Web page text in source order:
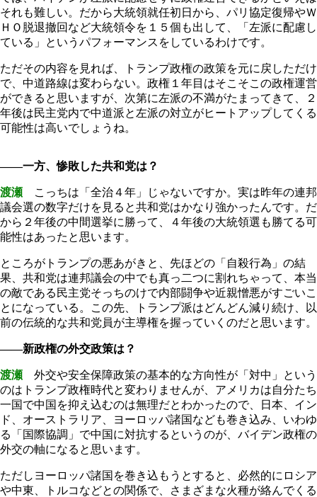
それも難しい。だから大統領就任初日から、パリ協定復帰やＷ
ＨＯ脱退撤回など大統領令を１５個も出して、「左派に配慮し
ている」というパフォーマンスをしているわけです。
ただその内容を見れば、トランプ政権の政策を元に戻しただけ
で、中道路線は変わらない。政権１年目はそこそこの政権運営
ができると思いますが、次第に左派の不満がたまってきて、２
年後は民主党内で中道派と左派の対立がヒートアップしてくる
可能性は高いでしょうね。
――一方、惨敗した共和党は？
渡瀬 こっちは「全治４年」じゃないですか。実は昨年の連邦
議会選の数字だけを見ると共和党はかなり強かったんです。だ
から２年後の中間選挙に勝って、４年後の大統領選も勝てる可
能性はあったと思います。
ところがトランプの悪あがきと、先ほどの「自殺行為」の結
果、共和党は連邦議会の中でも真っ二つに割れちゃって、本当
の敵である民主党そっちのけで内部闘争や近親憎悪がすごいこ
とになっている。この先、トランプ派はどんどん減り続け、以
前の伝統的な共和党員が主導権を握っていくのだと思います。
――新政権の外交政策は？
渡瀬 外交や安全保障政策の基本的な方向性が「対中」という
のはトランプ政権時代と変わりませんが、アメリカは自分たち
一国で中国を抑え込むのは無理だとわかったので、日本、イン
ド、オーストラリア、ヨーロッパ諸国なども巻き込み、いわゆ
る「国際協調」で中国に対抗するというのが、バイデン政権の
外交の軸になると思います。
ただしヨーロッパ諸国を巻き込もうとすると、必然的にロシア
や中東、トルコなどとの関係で、さまざまな火種が絡んでくる